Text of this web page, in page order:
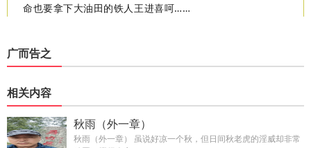
命也要拿下大油田的铁人王进喜呵……
广而告之
相关内容
秋雨（外一章）
秋雨（外一章） 虽说好凉一个秋，但日间秋老虎的淫威却非常